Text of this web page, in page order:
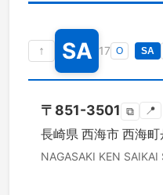
↑ SA 17 O SA
〒 851-3501 ⧉ 📍
長崎県 西海市 西海
NAGASAKI KEN SAIKAI